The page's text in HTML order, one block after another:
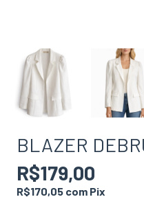
BLAZER
R$179,00
R$170,05 com Pix